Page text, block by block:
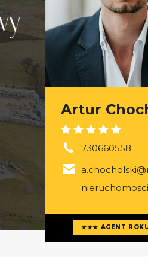
★★★ AGENT
Artur
730660558
Więcej ofert